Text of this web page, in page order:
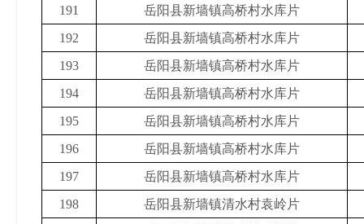
191
岳阳县新墙镇高桥村水库片
192
岳阳县新墙镇高桥村水库片
193
岳阳县新墙镇高桥村水库片
194
岳阳县新墙镇高桥村水库片
195
岳阳县新墙镇高桥村水库片
196
岳阳县新墙镇高桥村水库片
197
岳阳县新墙镇高桥村水库片
198
岳阳县新墙镇清水村袁岭片